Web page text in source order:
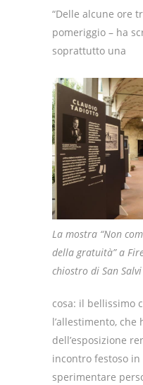
“Delle alcune ore
pomeriggio – ha
soprattutto una
La mostra “Non
della gratuità” a
chiostro di San Salvi
cosa: il bellissimo
l’allestimento,
dell’esposizione
incontro festoso
sperimentare